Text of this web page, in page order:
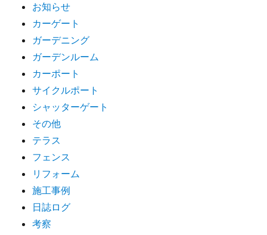
お知らせ
カーゲート
ガーデニング
ガーデンルーム
カーポート
サイクルポート
シャッターゲート
その他
テラス
フェンス
リフォーム
施工事例
日誌ログ
考察